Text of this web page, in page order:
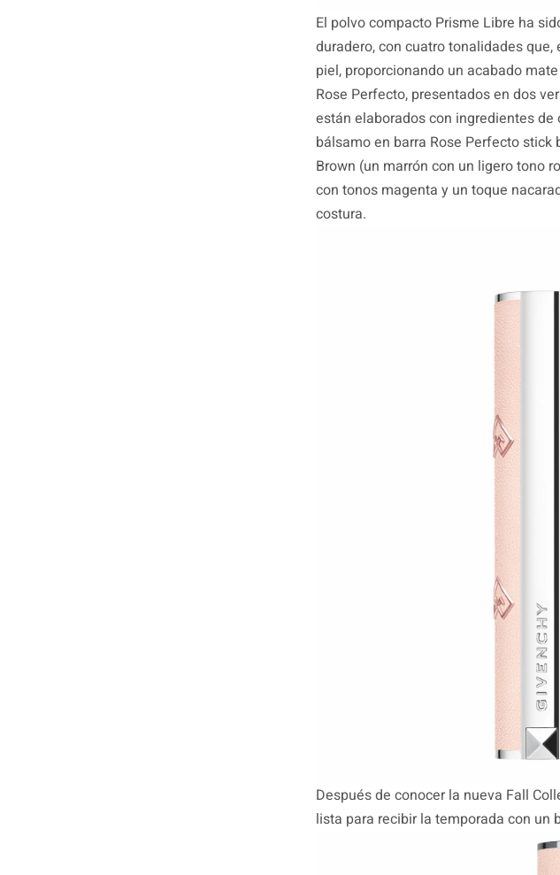
El polvo compacto Prisme Libre ha
duradero, con cuatro tonalidades
piel, proporcionando un acabado
Rose Perfecto, presentados en dos
están elaborados con ingredientes
bálsamo en barra Rose Perfecto
Brown (un marrón con un ligero tono
con tonos magenta y un toque
costura.
Después de conocer la nueva Fall
lista para recibir la temporada con